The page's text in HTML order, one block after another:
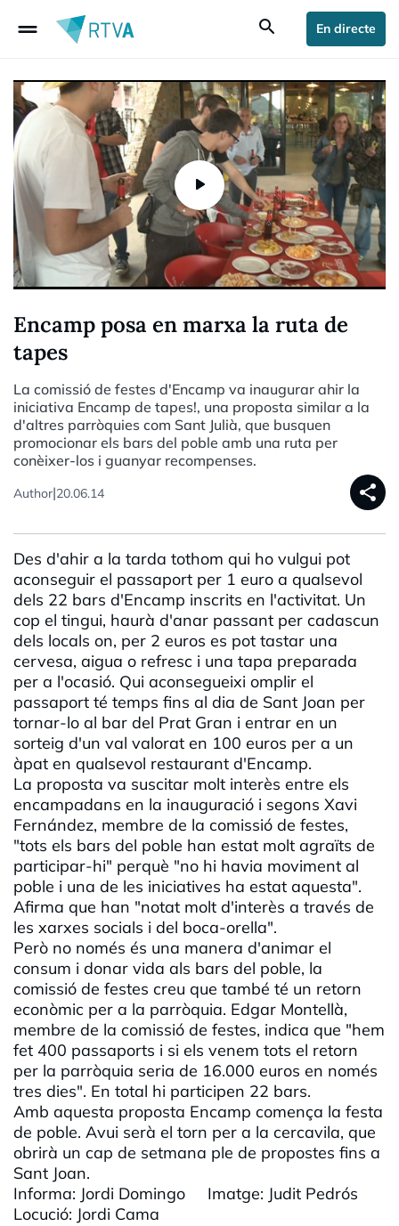
drag_handle search En directe
Encamp posa en marxa la ruta de
tapes
La comissió de festes d'Encamp va inaugurar ahir la
iniciativa Encamp de tapes!, una proposta similar a la
d'altres parròquies com Sant Julià, que busquen
promocionar els bars del poble amb una ruta per
conèixer-los i guanyar recompenses.
Author|20.06.14 share
Des d'ahir a la tarda tothom qui ho vulgui pot
aconseguir el passaport per 1 euro a qualsevol
dels 22 bars d'Encamp inscrits en l'activitat. Un
cop el tingui, haurà d'anar passant per cadascun
dels locals on, per 2 euros es pot tastar una
cervesa, aigua o refresc i una tapa preparada
per a l'ocasió. Qui aconsegueixi omplir el
passaport té temps fins al dia de Sant Joan per
tornar-lo al bar del Prat Gran i entrar en un
sorteig d'un val valorat en 100 euros per a un
àpat en qualsevol restaurant d'Encamp.
La proposta va suscitar molt interès entre els
encampadans en la inauguració i segons Xavi
Fernández, membre de la comissió de festes,
"tots els bars del poble han estat molt agraïts de
participar-hi" perquè "no hi havia moviment al
poble i una de les iniciatives ha estat aquesta".
Afirma que han "notat molt d'interès a través de
les xarxes socials i del boca-orella".
Però no només és una manera d'animar el
consum i donar vida als bars del poble, la
comissió de festes creu que també té un retorn
econòmic per a la parròquia. Edgar Montellà,
membre de la comissió de festes, indica que "hem
fet 400 passaports i si els venem tots el retorn
per la parròquia seria de 16.000 euros en només
tres dies". En total hi participen 22 bars.
Amb aquesta proposta Encamp comença la festa
de poble. Avui serà el torn per a la cercavila, que
obrirà un cap de setmana ple de propostes fins a
Sant Joan.
Informa: Jordi Domingo Imatge: Judit Pedrós
Locució: Jordi Cama